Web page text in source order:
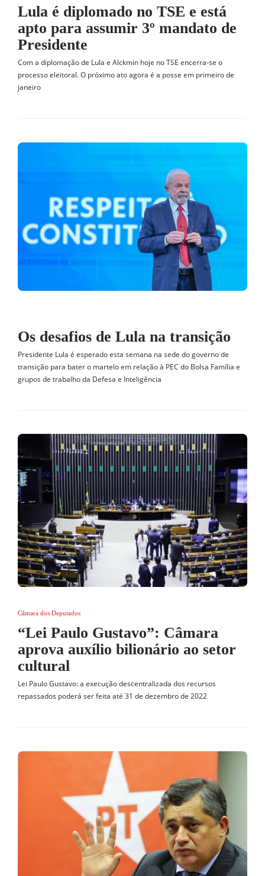
Lula é diplomado no TSE e está
apto para assumir 3º mandato de
Presidente
Com a diplomação de Lula e Alckmin hoje no TSE encerra-se o
processo eleitoral. O próximo ato agora é a posse em primeiro de
janeiro
Os desafios de Lula na transição
Presidente Lula é esperado esta semana na sede do governo de
transição para bater o martelo em relação à PEC do Bolsa Família e
grupos de trabalho da Defesa e Inteligência
Câmara dos Deputados
“Lei Paulo Gustavo”: Câmara
aprova auxílio bilionário ao setor
cultural
Lei Paulo Gustavo: a execução descentralizada dos recursos
repassados poderá ser feita até 31 de dezembro de 2022